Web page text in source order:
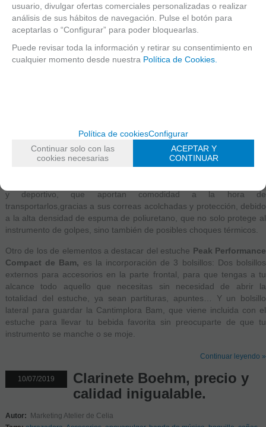
Autor: Marketing Atelier de Celia
Tags:estuche 0 comentarios
Mediados de Julio y a la vuelta de la esquina se avecinan viajes,
cursos, actividades, conciertos, acampadas…o simplemente tienes
ganas de cambiar de estuche. Es por ello que la marca francesa
de innovar en sus productos y en su calidad de que desprenden
estos estuches.
caracterizan por su original forma de mochila de estilo desenfadado
y deportivo, que aportan comodidad a la hora de
transportarlos,gracias a sus correas acolchadas y protección, debido
a la alta densidad de espuma de poliuretano, que no solo protege al
instrumento de golpes, sino también de posibles choques térmicos.
Otro de los de elementos a destacar del estuche Peak Performance
Compact de Bam, es la incorporación de 3 bolsillos: Dos bolsillos
externos para accesorios en la parte frontal, para que tengas a tu
alcance todo aquello que necesitas sin necesidad de abrir la
totalidad del estuche, ya sean partituras, apuntes… Y un bolsillo
lateral para guardar la Cantimplora Bam, que viene incluida con el
estuche para llevar tu bebida favorita sin preocuparte de que tu
instrumento se manche o se moje.
Continuar leyendo »
10/07/2019
Clarinete Boehm, precio y
calidad inigualable.
Autor: Marketing Atelier de Celia
usuario, divulgar ofertas comerciales personalizadas o realizar
análisis de sus hábitos de navegación. Pulse el botón para
aceptarlas o “Configurar” para poder bloquearlas.
Puede revisar toda la información y retirar su consentimiento en
cualquier momento desde nuestra Política de Cookies.
Política de cookiesConfigurar
Continuar solo con las
cookies necesarias
ACEPTAR Y
CONTINUAR